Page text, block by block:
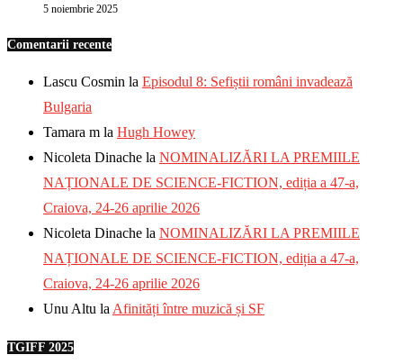
5 noiembrie 2025
Comentarii recente
Lascu Cosmin la Episodul 8: Sefiștii români invadează
Bulgaria
Tamara m la Hugh Howey
Nicoleta Dinache la NOMINALIZĂRI LA PREMIILE
NAȚIONALE DE SCIENCE-FICTION, ediția a 47-a,
Craiova, 24-26 aprilie 2026
Nicoleta Dinache la NOMINALIZĂRI LA PREMIILE
NAȚIONALE DE SCIENCE-FICTION, ediția a 47-a,
Craiova, 24-26 aprilie 2026
Unu Altu la Afinități între muzică și SF
TGIFF 2025